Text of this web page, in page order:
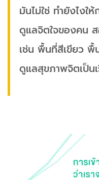
มันไม่ใช่ ทำยังไงใ
ดูแลจิตใจของคน ส
เช่น พื้นที่สีเขียว พื้
ดูแลสุขภาพจิตเป็น